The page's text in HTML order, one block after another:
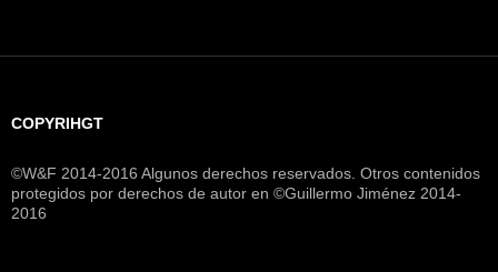
COPYRIHGT
©W&F 2014-2016 Algunos derechos reservados. Otros contenidos
protegidos por derechos de autor en ©Guillermo Jiménez 2014-
2016